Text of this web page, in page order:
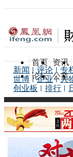
首页 资讯
论坛 公益
新闻 评论 专
世博
企业 人
创业板
排行